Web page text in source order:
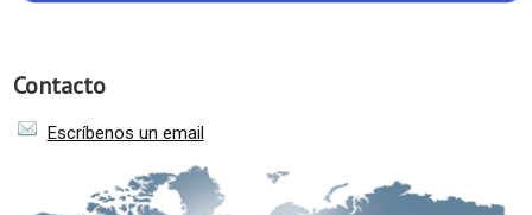
Contacto
Escríbenos un email